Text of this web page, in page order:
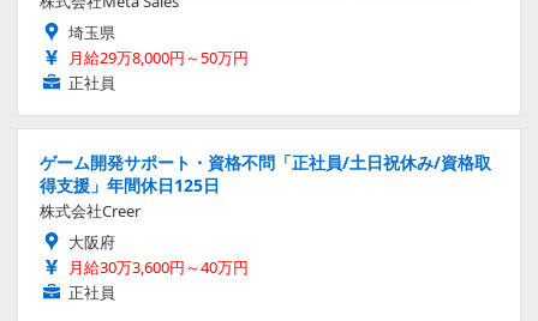
埼玉県
月給29万8,000円～50万円
正社員
ゲーム開発サポート・資格不問「正社員/土日祝休み/資格取
得支援」年間休日125日
株式会社Creer
大阪府
月給30万3,600円～40万円
正社員